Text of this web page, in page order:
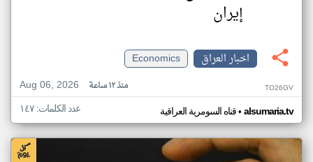
إيران
اخبار العراق
Economics
Aug 06, 2026
منذ ١٢ ساعة TO26GV
قناه السومرية العراقية• alsumaria.tv عدد الكلمات: ١٤٧